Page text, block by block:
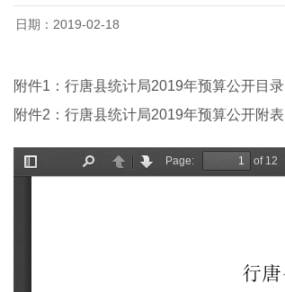
日期：2019-02-18
附件1： 行唐县统计局2019年预算公开目录
附件2： 行唐县统计局2019年预算公开附表